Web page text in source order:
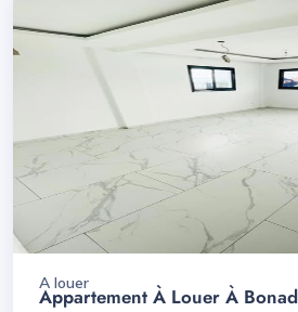
A louer
Appartement À Louer À